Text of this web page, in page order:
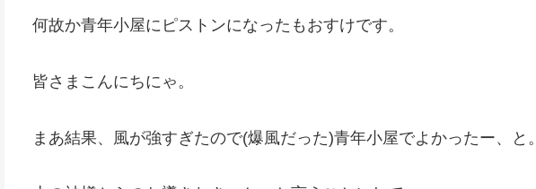
何故か青年小屋にピストンになったもおすけです。
皆さまこんにちにゃ。
まあ結果、風が強すぎたので(爆風だった)青年小屋でよかったー、と。